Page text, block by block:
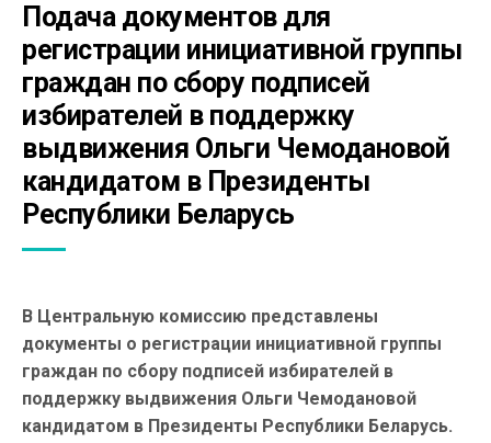
Подача документов для
регистрации инициативной группы
граждан по сбору подписей
избирателей в поддержку
выдвижения Ольги Чемодановой
кандидатом в Президенты
Республики Беларусь
В Центральную комиссию представлены
документы о регистрации инициативной группы
граждан по сбору подписей избирателей в
поддержку выдвижения Ольги Чемодановой
кандидатом в Президенты Республики Беларусь.